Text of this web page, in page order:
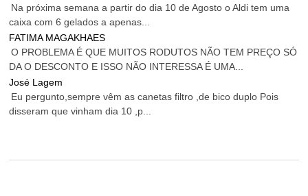
Na próxima semana a partir do dia 10 de Agosto o Aldi tem uma
caixa com 6 gelados a apenas...
FATIMA MAGAKHAES
O PROBLEMA É QUE MUITOS RODUTOS NÃO TEM PREÇO SÓ
DA O DESCONTO E ISSO NÃO INTERESSA É UMA...
José Lagem
Eu pergunto,sempre vêm as canetas filtro ,de bico duplo Pois
disseram que vinham dia 10 ,p...